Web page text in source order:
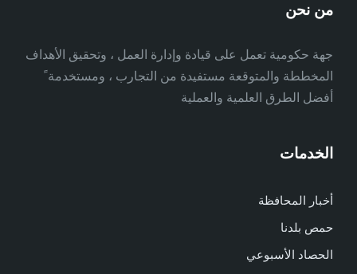
من نحن
جهة حكومية تعمل على قيادة وإدارة العمل ، وتحقيق الأهداف
المخططة والمتوقعة مستفيدة من التجارب ، ومستخدمة ً
أفضل الطرق العلمية والعملية
الخدمات
أخبار المحافظة
حمص بلدنا
الحصاد الأسبوعي